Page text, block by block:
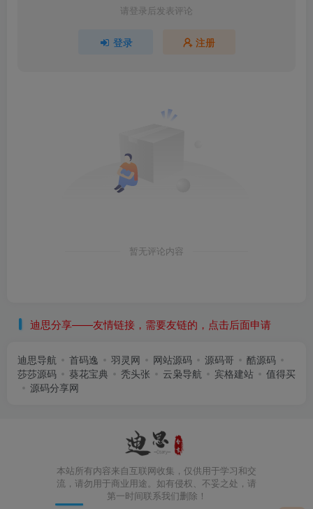
请登录后发表评论
登录 注册
暂无评论内容
迪思分享——友情链接，需要友链的，点击后面申请
迪思导航 首码逸 羽灵网 网站源码 源码哥
酷源码
莎莎源码
葵花宝典 秃头张 云枭导航 宾格建站
值得买
源码分享网
本站所有内容来自互联网收集，仅供用于学习和交
流，请勿用于商业用途。如有侵权、不妥之处，请
第一时间联系我们删除！